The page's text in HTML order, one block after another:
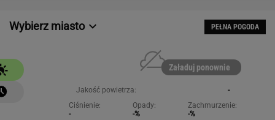
Wybierz miasto PEŁNA POGODA
Załaduj ponownie
Jakość powietrza:
-
Ciśnienie:
-
Opady:
-%
Zachmurzenie:
-%